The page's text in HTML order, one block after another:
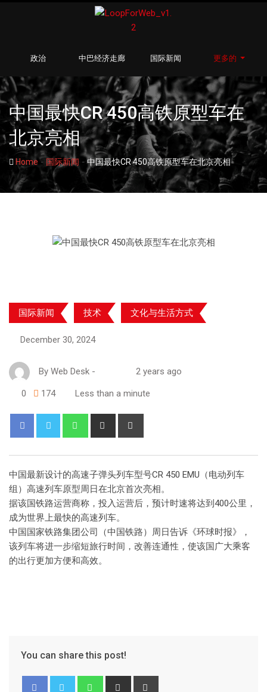
政治 中巴经济走廊 国际新闻 更多的
中国最快CR 450高铁原型车在
北京亮相
Home- 国际新闻 -中国最快CR 450高铁原型车在北京亮相
国际新闻 技术 文化与生活方式
December 30, 2024
By Web Desk - 2 years ago
0 174 Less than a minute
中国最新设计的高速子弹头列车型号CR 450 EMU（电动列车
组）高速列车原型周日在北京首次亮相。
据该国铁路运营商称，投入运营后，预计时速将达到400公里，
成为世界上最快的高速列车。
中国国家铁路集团公司（中国铁路）周日告诉《环球时报》，
该列车将进一步缩短旅行时间，改善连通性，使该国广大乘客
的出行更加方便和高效。
You can share this post!